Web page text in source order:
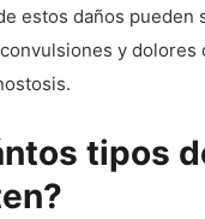
estos daños
y dolores
tipos